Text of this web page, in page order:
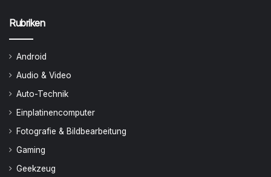
Rubriken
Android
Audio & Video
Auto-Technik
Einplatinencomputer
Fotografie & Bildbearbeitung
Gaming
Geekzeug